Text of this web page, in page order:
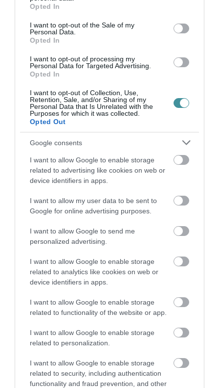
use your data for below specified purposes in below Google
consent section.
Opted In
I want to opt-out of the Sale of my
Personal Data.
Opted In
I want to opt-out of processing my
Personal Data for Targeted Advertising.
Opted In
I want to opt-out of Collection, Use,
Retention, Sale, and/or Sharing of my
Personal Data that Is Unrelated with the
Purposes for which it was collected.
Opted Out
Google consents
I want to allow Google to enable storage
related to advertising like cookies on web or
device identifiers in apps.
I want to allow my user data to be sent to
Google for online advertising purposes.
I want to allow Google to send me
personalized advertising.
I want to allow Google to enable storage
related to analytics like cookies on web or
device identifiers in apps.
I want to allow Google to enable storage
related to functionality of the website or app.
I want to allow Google to enable storage
related to personalization.
I want to allow Google to enable storage
related to security, including authentication
functionality and fraud prevention, and other
Végül a kormány fellép a kábítószerek
terjedése ellen, zéró toleranciát vezetve be, és
hajtóvadászatot indít a kábítószer-kereskedők
indexkép: Miniszterelnöki Sajtóiroda, MTI,
Benko Vivien Cher
Ne maradjon le a legfrissebb hírekről, kövessen
bennünket az EGRI ÜGYEK Google Hírek oldalán!
VISSZA A FŐOLDALRA
Legfrissebb híreink
35 PERCES TANÓRÁK ÉS KEVESEBB HÁZI
FELADAT JÖHET AZ ALSÓ ...
2026. augusztus 08|Mindenki ügye